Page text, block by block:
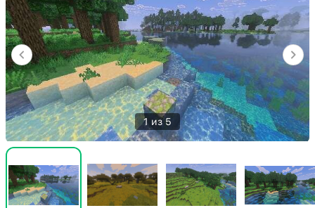
1 из 5